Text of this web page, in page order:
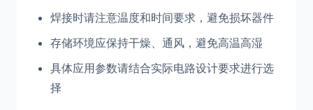
焊接时请注意温度和时间要求，避免损坏器件
存储环境应保持干燥、通风，避免高温高湿
具体应用参数请结合实际电路设计要求进行选
择